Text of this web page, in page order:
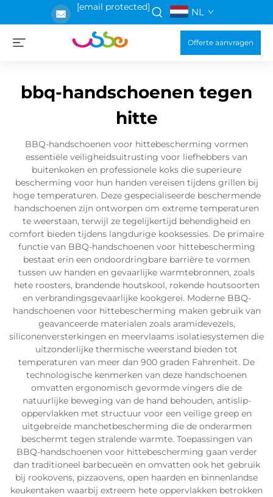
[email protected] NL
Offerte aanvragen
bbq-handschoenen tegen
hitte
BBQ-handschoenen voor hittebescherming vormen
essentiële veiligheidsuitrusting voor liefhebbers van
buitenkoken en professionele koks die superieure
bescherming voor hun handen vereisen tijdens grillen bij
hoge temperaturen. Deze gespecialiseerde beschermende
handschoenen zijn ontworpen om extreme temperaturen
te weerstaan, terwijl ze tegelijkertijd behendigheid en
comfort bieden tijdens langdurige kooksessies. De primaire
functie van BBQ-handschoenen voor hittebescherming
bestaat erin een ondoordringbare barrière te vormen
tussen uw handen en gevaarlijke warmtebronnen, zoals
hete roosters, brandende houtskool, rokende houtsoorten
en verbrandingsgevaarlijke kookgerei. Moderne BBQ-
handschoenen voor hittebescherming maken gebruik van
geavanceerde materialen zoals aramidevezels,
siliconenversterkingen en meervlaams isolatiesystemen die
uitzonderlijke thermische weerstand bieden tot
temperaturen van meer dan 900 graden Fahrenheit. De
technologische kenmerken van deze handschoenen
omvatten ergonomisch gevormde vingers die de
natuurlijke beweging van de hand behouden, antislip-
oppervlakken met structuur voor een veilige greep en
uitgebreide manchetbescherming die de onderarmen
beschermt tegen stralende warmte. Toepassingen van
BBQ-handschoenen voor hittebescherming gaan verder
dan traditioneel barbecueën en omvatten ook het gebruik
bij rookovens, pizzaovens, open haarden en binnenlandse
keukentaken waarbij extreem hete oppervlakken betrokken